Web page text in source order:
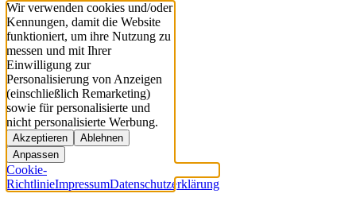
Wir verwenden cookies und/oder
Kennungen, damit die Website
funktioniert, um ihre Nutzung zu
messen und mit Ihrer
Einwilligung zur
Personalisierung von Anzeigen
(einschließlich Remarketing)
sowie für personalisierte und
nicht personalisierte Werbung.
Akzeptieren
Ablehnen
Anpassen
Cookie-
RichtlinieImpressumDatenschutzerklärung